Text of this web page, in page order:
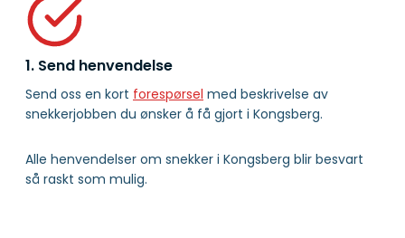
1. Send henvendelse
Send oss en kort forespørsel med beskrivelse av
snekkerjobben du ønsker å få gjort i Kongsberg.
Alle henvendelser om snekker i Kongsberg blir besvart
så raskt som mulig.